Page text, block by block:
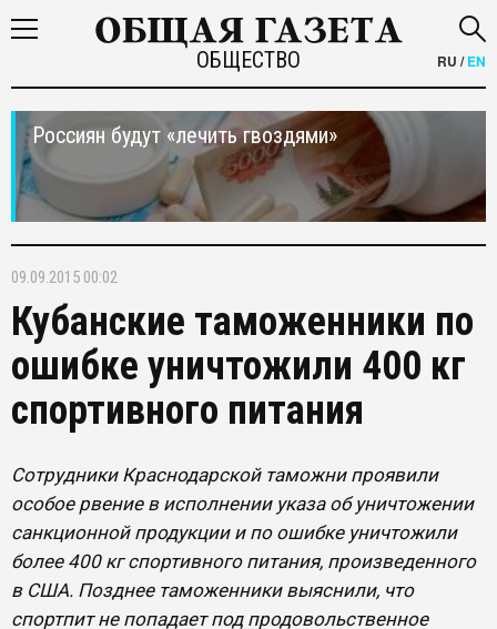
ОБЩЕСТВО RU /EN
Россиян будут «лечить гвоздями»
09.09.2015 00:02
Кубанские таможенники по
ошибке уничтожили 400 кг
спортивного питания
Сотрудники Краснодарской таможни проявили
особое рвение в исполнении указа об уничтожении
санкционной продукции и по ошибке уничтожили
более 400 кг спортивного питания, произведенного
в США. Позднее таможенники выяснили, что
спортпит не попадает под продовольственное